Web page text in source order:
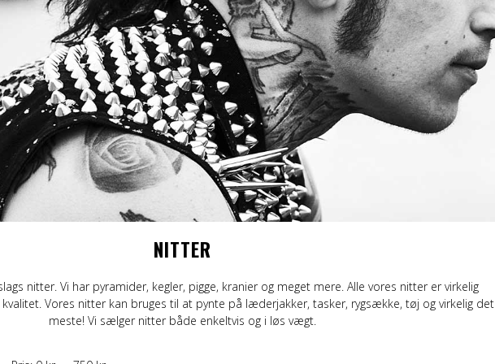
Bælte og sele
Læder/vegansk armbånd
Nitter
Tasker og tegnebøger
Stofmærker / -mærker
Nåle
Slips
Bælte
Læder/vegansk armbånd
Nitter
Nåle
Band Merch Piger
Toppe/T-shirts
Merch-hættetrøjer
Lilla
Orange
RØD
Sort
Gul
NITTER
nitter. Vi har pyramider, kegler, pigge, kranier og meget mere. Alle vores nitter er virkelig
Vores nitter kan bruges til at pynte på læderjakker, tasker, rygsække, tøj og virkelig det
meste! Vi sælger nitter både enkeltvis og i løs vægt.